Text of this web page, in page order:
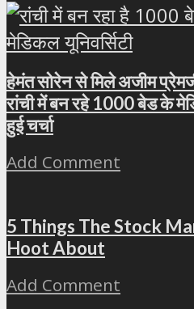
हेमंत सोरेन से मिले अजीम
रांची में बन रहे 1000 बेड के
हुई चर्चा
Add Comment
5 Things The Stock
Hoot About
Add Comment